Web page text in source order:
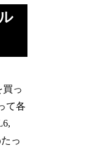
買っ
て各
っ